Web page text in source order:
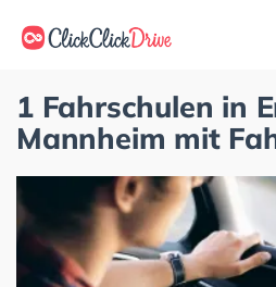
1 Fahrschulen in
Mannheim mit